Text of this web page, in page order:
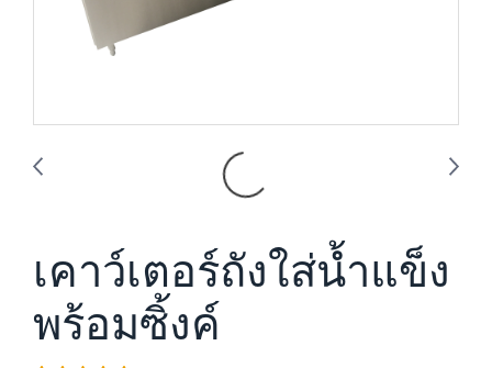
เคาว์เตอร์ถังใส่น้ำแข็ง
พร้อมซิ้งค์